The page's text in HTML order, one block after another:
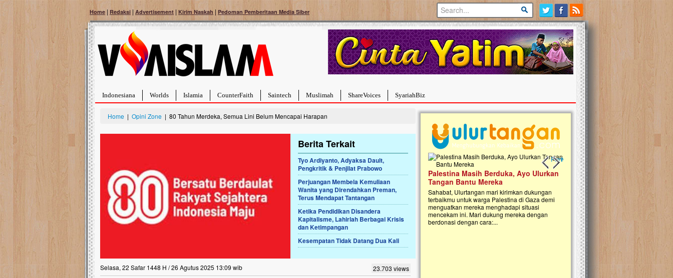
Home | Redaksi | Advertisement | Kirim Naskah | Pedoman Pemberitaan Media Siber
Indonesiana Worlds Islamia CounterFaith Saintech Muslimah ShareVoices SyariahBiz
Home | Opini Zone | 80 Tahun Merdeka, Semua Lini Belum Mencapai Harapan
Berita Terkait
Tyo Ardiyanto, Adyaksa Dault,
Pengkritik & Penjilat Prabowo
Perjuangan Membela Kemuliaan
Wanita yang Direndahkan Preman,
Terus Mendapat Tantangan
Ketika Pendidikan Disandera
Kapitalisme, Lahirlah Berbagai Krisis
dan Ketimpangan
Kesempatan Tidak Datang Dua Kali
Selasa, 22 Safar 1448 H / 26 Agutus 2025 13:09 wib 23.703 views
Previous slide
Next slide
Bantu Naura, Balita Hebat Sembuh Dari
Tumor Pembuluh Darah
Hidup Naura Salsabila dipenuhi dengan
rintangan yang sangat berat. Meskipun baru
berusia sepuluh bulan, bayi yang imut ini harus
menghadapi penyakit yang dahsyat, yaitu tumor
pembuluh darah berukuran...
Lima Tahun Mangkrak, Masjid di
Nasib masjid di Kampung Cilumbu ini sungguh
mengenaskan. Lima tahun mangkrak, kini nyaris
Palestina Masih Berduka, Ayo Ulurkan
Tangan Bantu Mereka
Sahabat, Ulurtangan mari kirimkan dukungan
terbaikmu untuk warga Palestina di Gaza demi
menguatkan mereka menghadapi situasi
mencekam ini. Mari dukung mereka dengan
berdonasi dengan cara:...
Open Donasi Wakaf
Rumah Qur'an & TK Islam
Najjah di Jonggol
Saat ini, Ulurtangan bersama Yayasan
Najjahtul Islam Jonggol sedang merintis
pembangunan Rumah Qur’an dan
kanak Islam Terpadu (TKIT) An Najjah
Gedung Majelis Taklim di Jonggol,...